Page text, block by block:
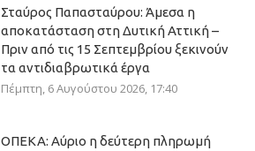
Σταύρος Παπασταύρου: Άμεσα η
αποκατάσταση στη Δυτική Αττική –
Πριν από τις 15 Σεπτεμβρίου ξεκινούν
τα αντιδιαβρωτικά έργα
Πέμπτη, 6 Αυγούστου 2026, 17:40
ΟΠΕΚΑ: Αύριο η δεύτερη πληρωμή